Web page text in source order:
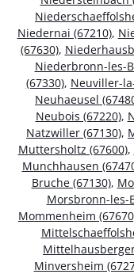
Niedernai (67210),
(67630),
Niederbronn-les-
(67330), Neuviller-
Neuhaeusel
Neubois (67220),
Natzwiller (67130),
Muttersholtz (67600),
Munchhausen
Bruche (67130),
Morsbronn-les-
Mommenheim
Minversheim